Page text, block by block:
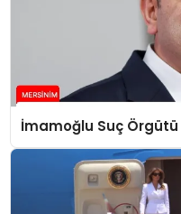
İmamoğlu Suç